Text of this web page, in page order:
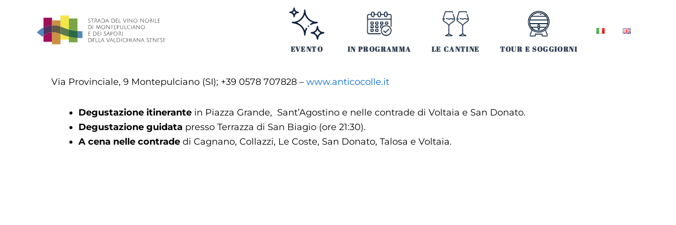
contenuto
EVENTO IN PROGRAMMA LE CANTINE TOUR E SOGGIORNI
Via Provinciale, 9 Montepulciano (SI); +39 0578 707828 – www.anticocolle.it
Degustazione itinerante in Piazza Grande, Sant’Agostino e nelle contrade di Voltaia e San Donato.
Degustazione guidata presso Terrazza di San Biagio (ore 21:30).
A cena nelle contrade di Cagnano, Collazzi, Le Coste, San Donato, Talosa e Voltaia.